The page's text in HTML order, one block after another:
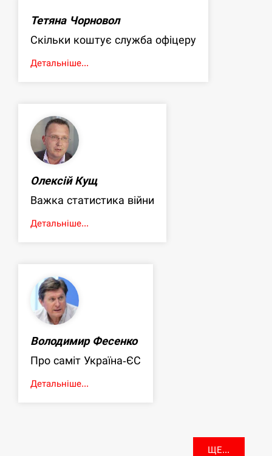
Тетяна Чорновол
Скільки коштує служба офіцеру
Детальніше...
Олексій Кущ
Важка статистика війни
Детальніше...
Володимир Фесенко
Про саміт Україна-ЄС
Детальніше...
ЩЕ...